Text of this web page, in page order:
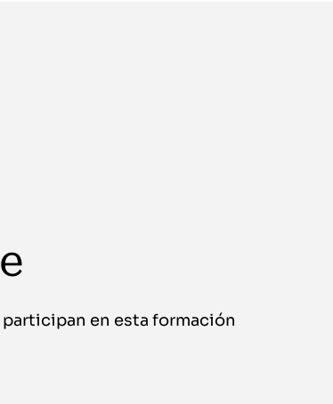
en esta formación